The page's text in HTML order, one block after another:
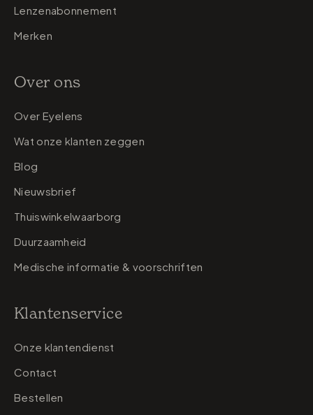
Lenzenabonnement
Merken
Over ons
Over Eyelens
Wat onze klanten zeggen
Blog
Nieuwsbrief
Thuiswinkelwaarborg
Duurzaamheid
Medische informatie & voorschriften
Klantenservice
Onze klantendienst
Contact
Bestellen